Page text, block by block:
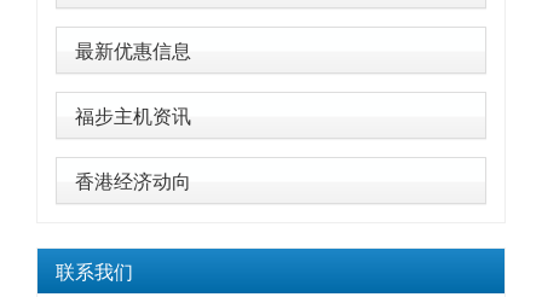
最新优惠信息
福步主机资讯
香港经济动向
联系我们